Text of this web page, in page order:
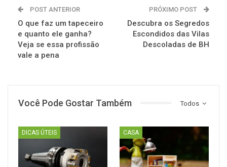
POST ANTERIOR
O que faz um tapeceiro
e quanto ele ganha?
Veja se essa profissão
vale a pena
PRÓXIMO POST
Descubra os Segredos
Escondidos das Vilas
Descoladas de BH
Todos
Você Pode Gostar Também
DICAS ÚTEIS CASA